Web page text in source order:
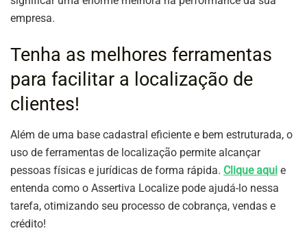
empresa.
Tenha as melhores ferramentas
para facilitar a localização de
clientes!
Além de uma base cadastral eficiente e bem estruturada, o
uso de ferramentas de localização permite alcançar
pessoas físicas e jurídicas de forma rápida. Clique aqui e
entenda como o Assertiva Localize pode ajudá-lo nessa
tarefa, otimizando seu processo de cobrança, vendas e
crédito!